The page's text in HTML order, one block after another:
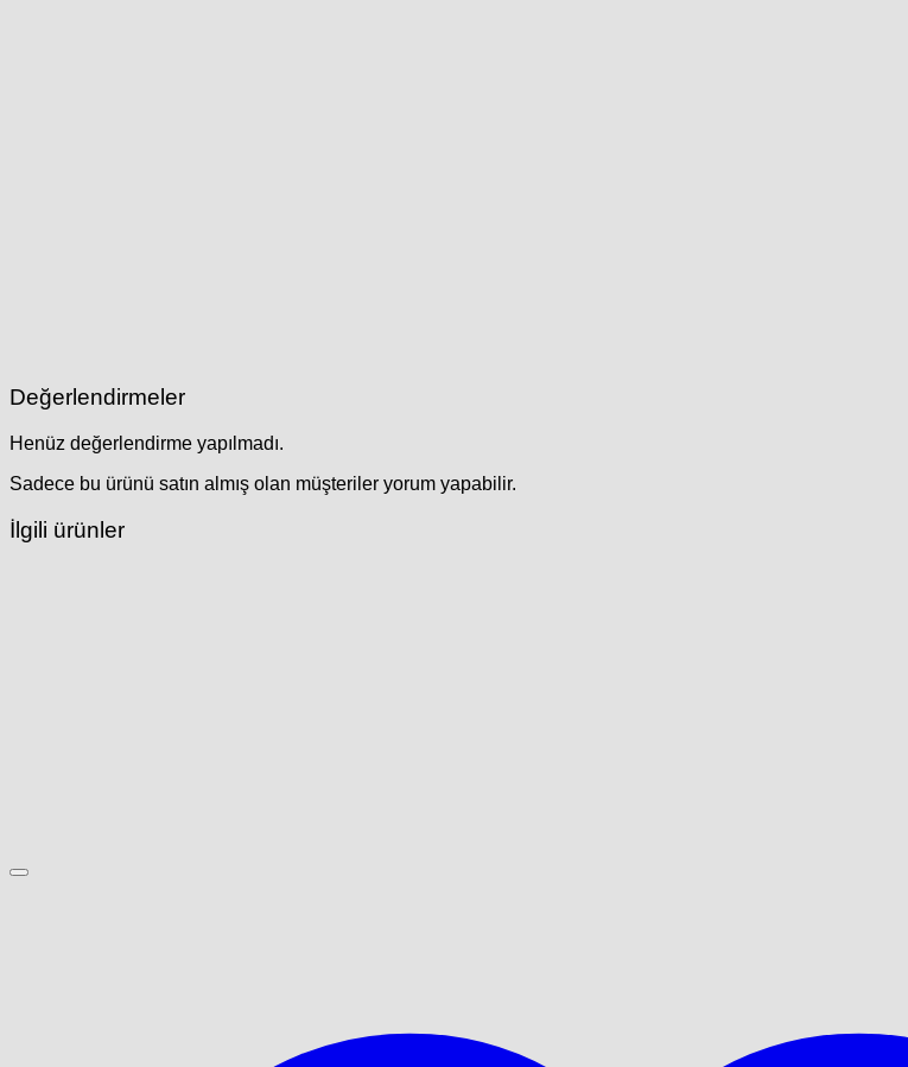
Değerlendirmeler
Henüz değerlendirme yapılmadı.
Sadece bu ürünü satın almış olan müşteriler yorum yapabilir.
İlgili ürünler